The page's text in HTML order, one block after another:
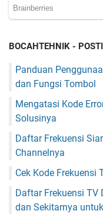
BOCAHTEHNIK -
Panduan
dan Fungsi Tombol
Mengatasi Kode
Solusinya
Daftar Frekuensi
Channelnya
Cek Kode Frekuensi
Daftar Frekuensi TV
dan Sekitarnya